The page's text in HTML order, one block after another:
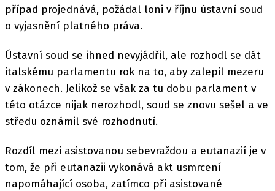
případ projednává, požádal loni v říjnu ústavní soud
o vyjasnění platného práva.
Ústavní soud se ihned nevyjádřil, ale rozhodl se dát
italskému parlamentu rok na to, aby zalepil mezeru
v zákonech. Jelikož se však za tu dobu parlament v
této otázce nijak nerozhodl, soud se znovu sešel a ve
středu oznámil své rozhodnutí.
Rozdíl mezi asistovanou sebevraždou a eutanazií je v
tom, že při eutanazii vykonává akt usmrcení
napomáhající osoba, zatímco při asistované